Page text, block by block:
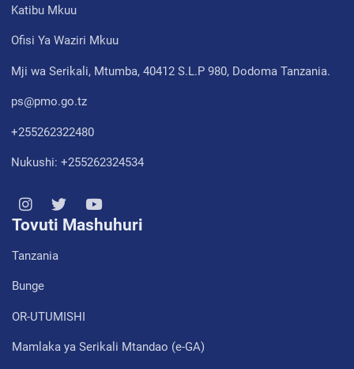
Katibu Mkuu
Ofisi Ya Waziri Mkuu
Mji wa Serikali, Mtumba, 40412 S.L.P 980, Dodoma Tanzania.
ps@pmo.go.tz
+255262322480
Nukushi: +255262324534
Tovuti Mashuhuri
Tanzania
Bunge
OR-UTUMISHI
Mamlaka ya Serikali Mtandao (e-GA)